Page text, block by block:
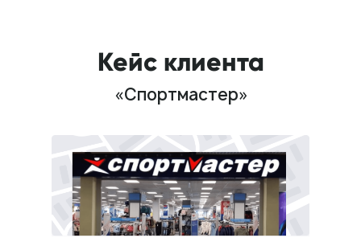
Кейс клиента
«Спортмастер»